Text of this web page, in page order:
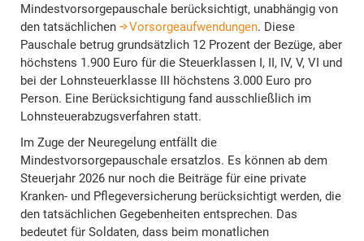
Mindestvorsorgepauschale berücksichtigt, unabhängig von
den tatsächlichen
Vorsorgeaufwendungen. Diese
Pauschale betrug grundsätzlich 12 Prozent der Bezüge, aber
höchstens 1.900 Euro für die Steuerklassen I, II, IV, V, VI und
bei der Lohnsteuerklasse III höchstens 3.000 Euro pro
Person. Eine Berücksichtigung fand ausschließlich im
Lohnsteuerabzugsverfahren statt.
Im Zuge der Neuregelung entfällt die
Mindestvorsorgepauschale ersatzlos. Es können ab dem
Steuerjahr 2026 nur noch die Beiträge für eine private
Kranken- und Pflegeversicherung berücksichtigt werden, die
den tatsächlichen Gegebenheiten entsprechen. Das
bedeutet für Soldaten, dass beim monatlichen